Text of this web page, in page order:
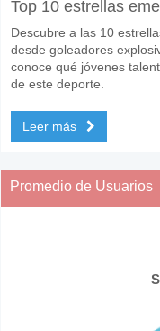
Top 10 estrellas
Descubre a las 10
desde goleadores
conoce qué jóvenes
de este deporte.
Leer más
Promedio de Usuarios